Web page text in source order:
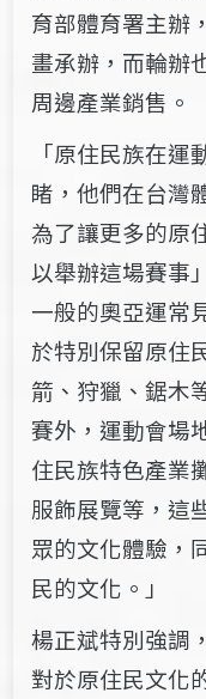
育部體育署主辦
畫承辦，而輪辦
周邊產業銷售。
「原住民族在
睹，他們在台灣
為了讓更多的原
以舉辦這場賽事
一般的奧亞運常
於特別保留原住
箭、狩獵、鋸木
賽外，運動會場
住民族特色產業
服飾展覽等，這
眾的文化體驗，
民的文化。」
楊正斌特別強調
對於原住民文化